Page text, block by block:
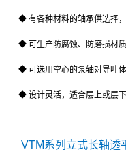
◆ 有各种材料的轴承供选择
◆ 可生产防腐蚀、防磨损材质
◆ 可选用空心的泵轴对导叶体
◆ 设计灵活，适合层上或层
VTM系列立式长轴透